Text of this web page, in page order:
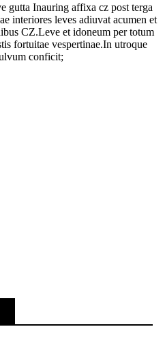
gutta Inauring affixa cz post terga
interiores leves adiuvat acumen et
CZ.Leve et idoneum per totum
fortuitae vespertinae.In utroque
conficit;